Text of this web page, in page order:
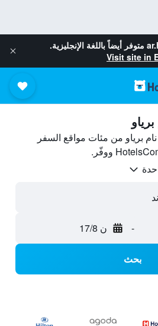
متوفر أيضاً باللغة الإنجليزية.
Visit site in
برياو من مئات مواقع السفر
- ن 17/8
بحث